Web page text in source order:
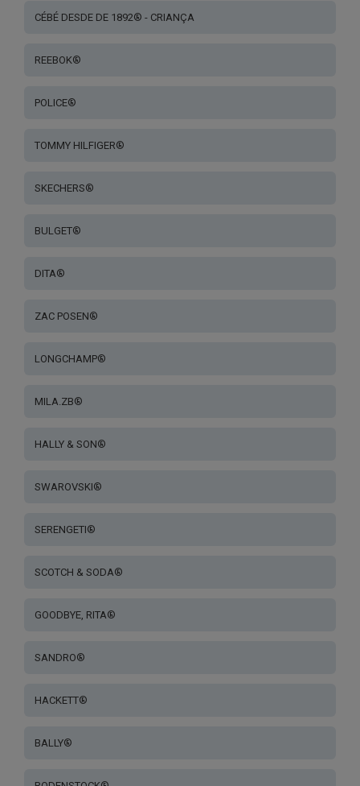
CÉBÉ DESDE DE 1892® - CRIANÇA
REEBOK®
POLICE®
TOMMY HILFIGER®
SKECHERS®
BULGET®
DITA®
ZAC POSEN®
LONGCHAMP®
MILA.ZB®
HALLY & SON®
SWAROVSKI®
SERENGETI®
SCOTCH & SODA®
GOODBYE, RITA®
SANDRO®
HACKETT®
BALLY®